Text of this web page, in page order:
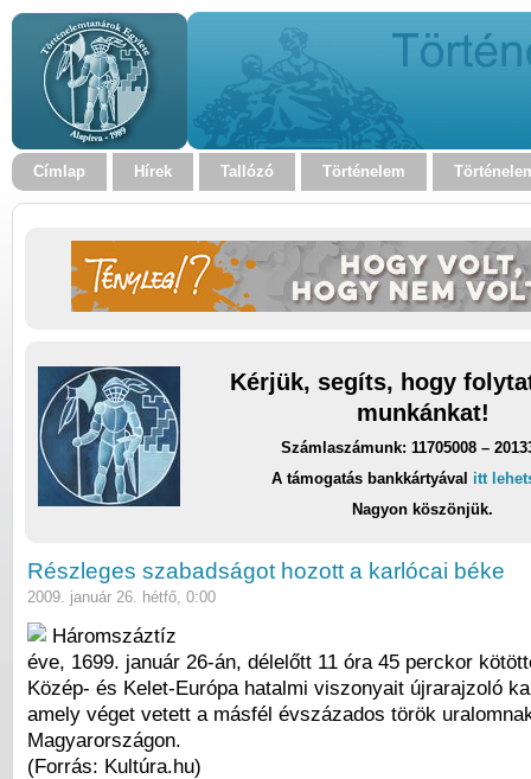
Címlap Hírek Tallózó Történelem
Kérjük, segíts, hogy
munkánkat!
Számlaszámunk: 11705008 –
A támogatás bankkártyával itt
Nagyon köszönjük.
Részleges szabadságot hozott a karlócai béke
2009. január 26. hétfő, 0:00
Háromszáztíz
éve, 1699. január 26-án, délelőtt 11 óra 45 perckor
Közép- és Kelet-Európa hatalmi viszonyait újrarajzoló
amely véget vetett a másfél évszázados török
Magyarországon.
(Forrás: Kultúra.hu)